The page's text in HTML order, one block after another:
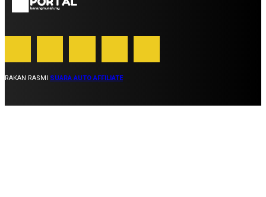
RAKAN RASMI SUARA AUTO AFFILIATE